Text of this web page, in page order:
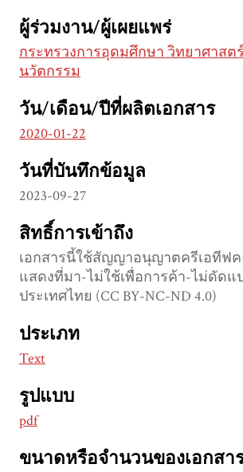
ผู้ร่วมงาน/ผู้เผยแพร่
กระทรวงการอุดมศึกษา วิทยาศาสต
นวัตกรรม
วัน/เดือน/ปีที่ผลิตเอกสาร
2020-01-22
วันที่บันทึกข้อมูล
2023-09-27
สิทธิ์การเข้าถึง
เอกสารนี้ใช้สัญญาอนุญาตครีเอทีฟ
แสดงที่มา-ไม่ใช้เพื่อการค้า-ไม่ดัดแ
ประเทศไทย (CC BY-NC-ND 4.0)
ประเภท
Text
รูปแบบ
pdf
ขนาดหรือจำนวนของเอกสา